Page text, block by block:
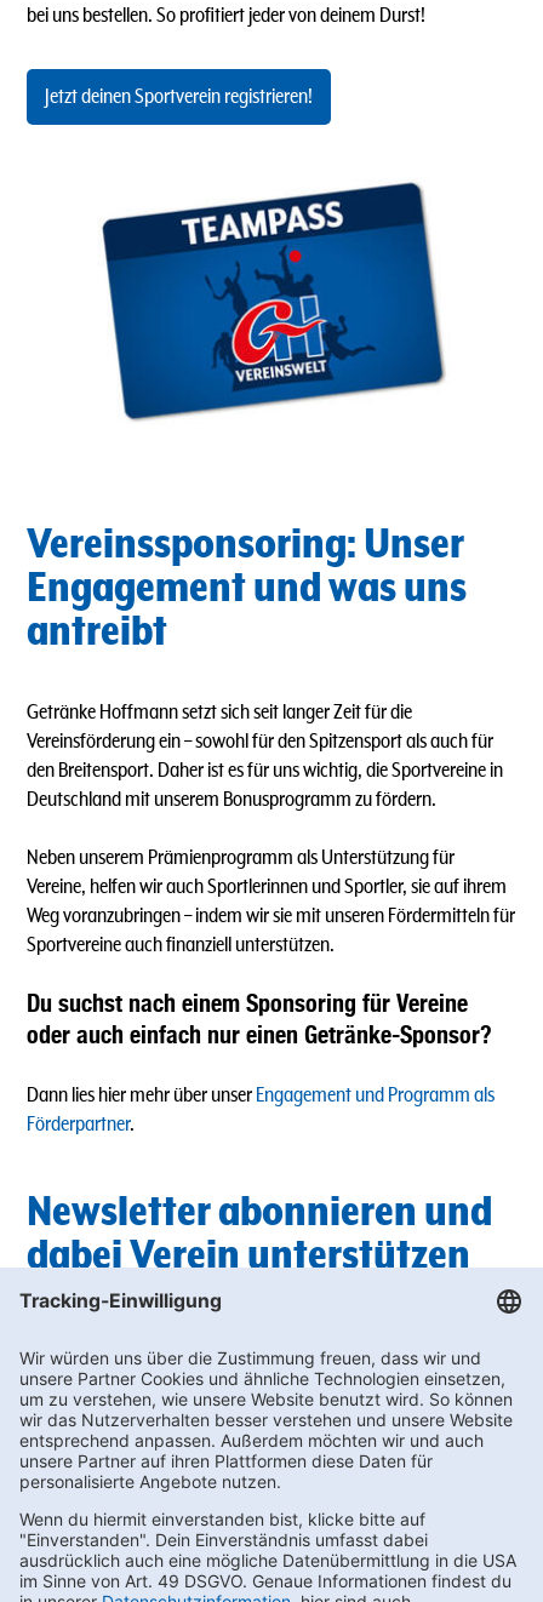
bei uns bestellen. So profitiert jeder von deinem Durst!
Jetzt deinen Sportverein registrieren!
Vereinssponsoring: Unser
Engagement und was uns
antreibt
Getränke Hoffmann setzt sich seit langer Zeit für die
Vereinsförderung ein – sowohl für den Spitzensport als auch für
den Breitensport. Daher ist es für uns wichtig, die Sportvereine in
Deutschland mit unserem Bonusprogramm zu fördern.
Neben unserem Prämienprogramm als Unterstützung für
Vereine, helfen wir auch Sportlerinnen und Sportler, sie auf ihrem
Weg voranzubringen – indem wir sie mit unseren Fördermitteln für
Sportvereine auch finanziell unterstützen.
Du suchst nach einem Sponsoring für Vereine
oder auch einfach nur einen Getränke-Sponsor?
Dann lies hier mehr über unser Engagement und Programm als
Förderpartner.
Newsletter abonnieren und
dabei Verein unterstützen
Vereinsfeier? In unserem Newsletter findest du regelmäßig die
neuestenAngebote, bei denen du wertvolle Bonus-punkte für die
Vereinswelt sammeln kannst.
Unterstütze deinen Sportverein und melde dich hier zum
Newsletter an!